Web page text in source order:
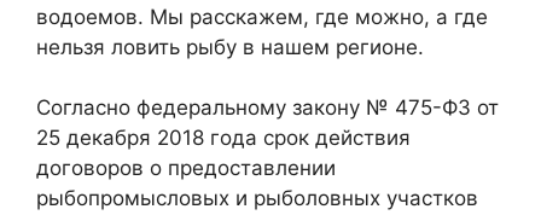
водоемов. Мы расскажем, где можно, а где
нельзя ловить рыбу в нашем регионе.
Согласно федеральному закону № 475-ФЗ от
25 декабря 2018 года срок действия
договоров о предоставлении
рыбопромысловых и рыболовных участков